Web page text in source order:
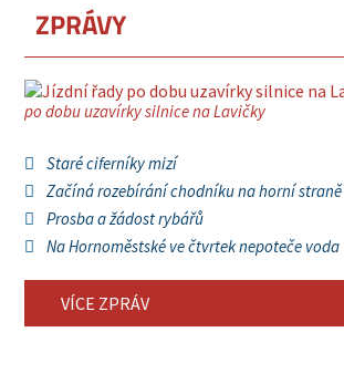
ZPRÁVY
po dobu uzavírky silnice na Lavičky
Staré ciferníky mizí
Začíná rozebírání chodníku na horní straně
Prosba a žádost rybářů
Na Hornoměstské ve čtvrtek nepoteče voda
VÍCE ZPRÁV